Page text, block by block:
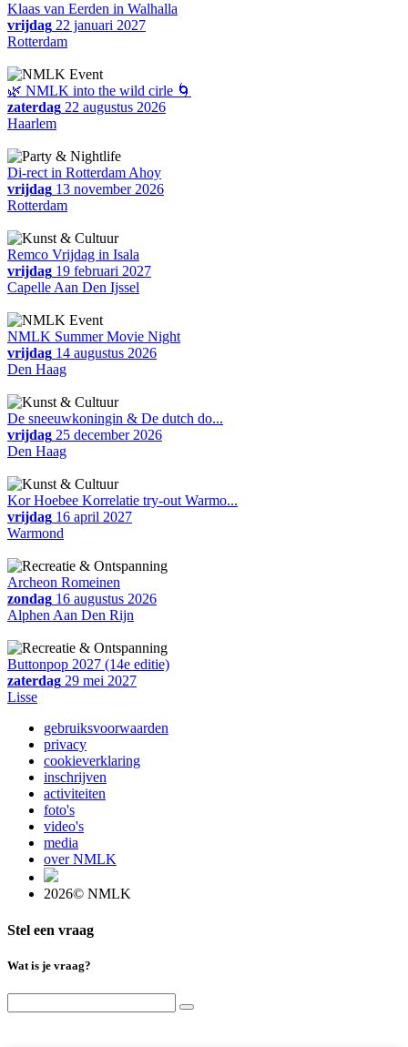
Klaas van Eerden in Walhalla
vrijdag 22 januari 2027
Rotterdam
🌿 NMLK into the wild cirle 🌀
zaterdag 22 augustus 2026
Haarlem
Di-rect in Rotterdam Ahoy
vrijdag 13 november 2026
Rotterdam
Remco Vrijdag in Isala
vrijdag 19 februari 2027
Capelle Aan Den Ijssel
NMLK Summer Movie Night
vrijdag 14 augustus 2026
Den Haag
De sneeuwkoningin & De dutch do...
vrijdag 25 december 2026
Den Haag
Kor Hoebee Korrelatie try-out Warmo...
vrijdag 16 april 2027
Warmond
Archeon Romeinen
zondag 16 augustus 2026
Alphen Aan Den Rijn
Buttonpop 2027 (14e editie)
zaterdag 29 mei 2027
Lisse
gebruiksvoorwaarden
privacy
cookieverklaring
inschrijven
activiteiten
foto's
video's
media
over NMLK
2026© NMLK
Stel een vraag
Wat is je vraag?